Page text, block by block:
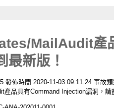
MailAudit產
新版！
發佈時間 2020-11-03 09:11:24 事故
品具有Command Injection漏洞，